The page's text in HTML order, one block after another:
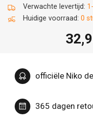
Verwachte levertijd:
Huidige voorraad: 0
officiële Niko
365 dagen